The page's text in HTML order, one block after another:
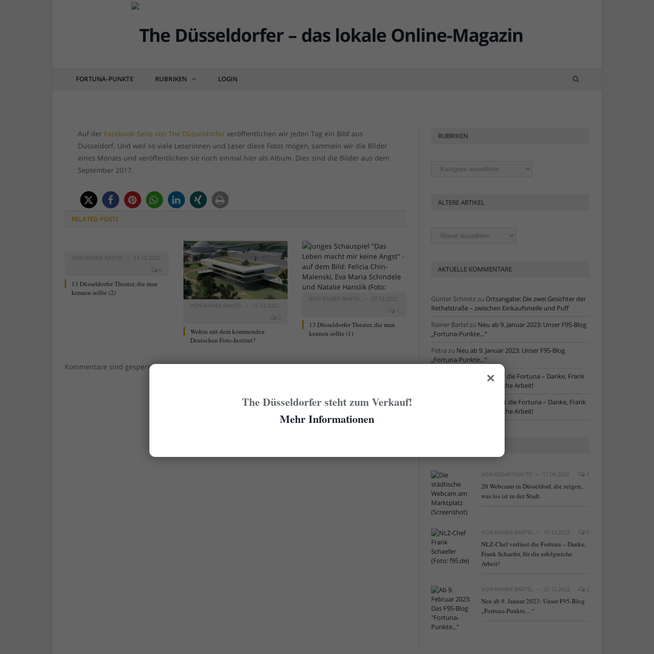
FORTUNA-PUNKTE RUBRIKEN LOGIN
Auf der Facebook-Seite von The Düsseldorfer veröffentlichen wir jeden Tag ein Bild aus
Düsseldorf. Und weil so viele Leserinnen und Leser diese Fotos mögen, sammeln wir die Bilder
eines Monats und veröffentlichen sie noch einmal hier als Album. Dies sind die Bilder aus dem
September 2017.
RELATED POSTS
VON RAINER BARTEL
16.12.2022
0
13 Düsseldorfer Theater, die man
kennen sollte (2)
VON RAINER BARTEL
15.12.2022
0
Wohin mit dem kommenden
Deutschen Foto-Institut?
VON RAINER BARTEL
07.12.2022
1
13 Düsseldorfer Theater, die man
kennen sollte (1)
Kommentare sind gesperrt.
RUBRIKEN
Rubriken
ÄLTERE ARTIKEL
Ältere
AKTUELLE KOMMENTARE
Günter Schmitzzu Ortsangabe: Die zwei Gesichter der
Rethelstraße – zwischen Einkaufsmeile und Puff
Rainer Bartel zu Neu ab 9. Januar 2023: Unser F95-Blog
„Fortuna-Punkte…“
Petra zu Neu ab 9. Januar 2023: Unser F95-Blog
„Fortuna-Punkte…“
NLZ-Chef verlässt die Fortuna – Danke, Frank
Schaefer, für die erfolgreiche Arbeit!
NLZ-Chef verlässt die Fortuna – Danke, Frank
Schaefer, für die erfolgreiche Arbeit!
VON REDAKTION TD 17.09.2020 1
20 Webcams in Düsseldorf, die zeigen,
was los ist in der Stadt
VON RAINER BARTEL 10.12.2022 5
NLZ-Chef verlässt die Fortuna – Danke,
Frank Schaefer, für die erfolgreiche
Arbeit!
VON RAINER BARTEL 22.12.2022 2
Neu ab 9. Januar 2023: Unser F95-Blog
„Fortuna-Punkte…“
×
The Düsseldorfer steht zum Verkauf!
Mehr Informationen